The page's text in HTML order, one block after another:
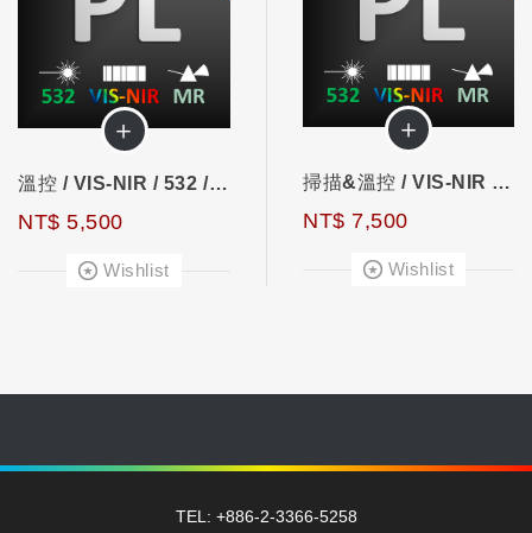
＋
溫控 / VIS-NIR / 532 / 螢光
NT$ 5,500
Wishlist
＋
掃描&溫控 / VIS-NIR / 532 / 螢光
NT$ 7,500
Wishlist
TEL: +886-2-3366-5258